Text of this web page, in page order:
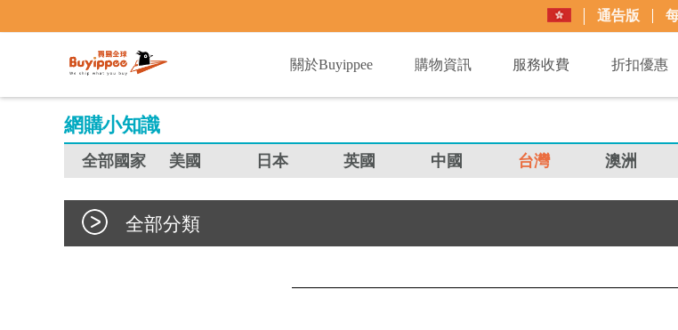
通告版
關於Buyippee
購物資訊 服務收費 折扣優惠
網購小知識
全部國家 美國 日本 英國 中國 台灣 澳洲
全部分類